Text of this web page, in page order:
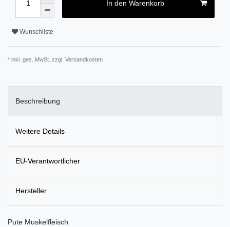
In den Warenkorb
Wunschliste
* inkl. ges. MwSt. zzgl. Versandkosten
Beschreibung
Weitere Details
EU-Verantwortlicher
Hersteller
Pute Muskelfleisch